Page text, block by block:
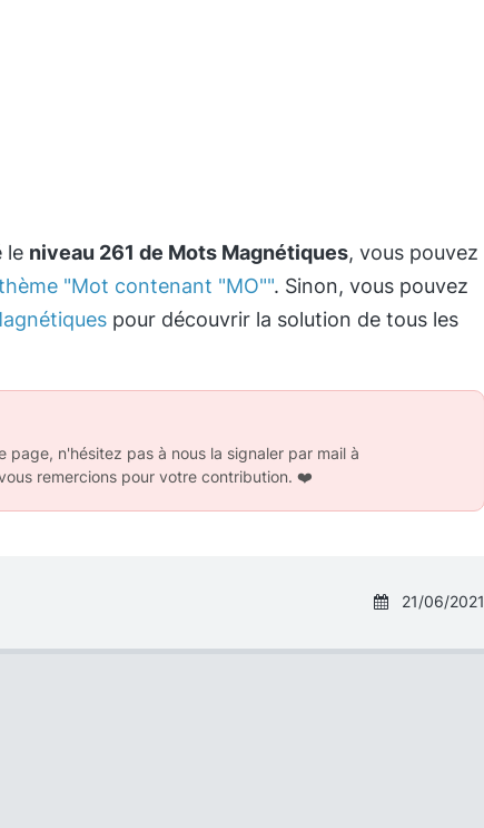
le niveau 261 de Mots Magnétiques, vous pouvez
"Mot contenant "MO"". Sinon, vous pouvez
pour découvrir la solution de tous les
page, n'hésitez pas à nous la signaler par mail à
remercions pour votre contribution. ❤️
21/06/2021